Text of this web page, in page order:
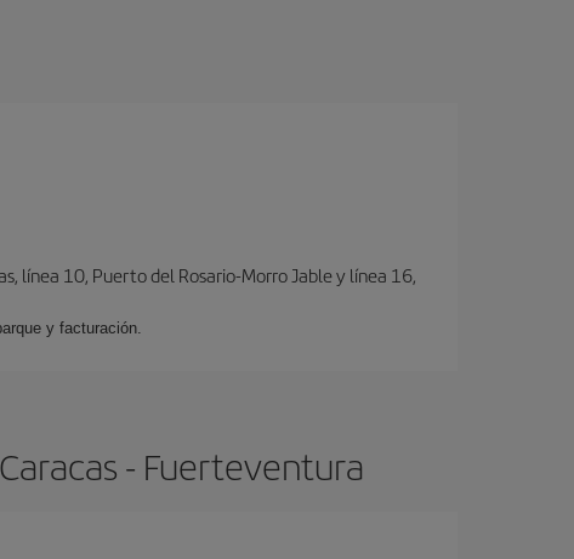
línea 10, Puerto del Rosario-Morro Jable y línea 16,
y facturación.
- Fuerteventura